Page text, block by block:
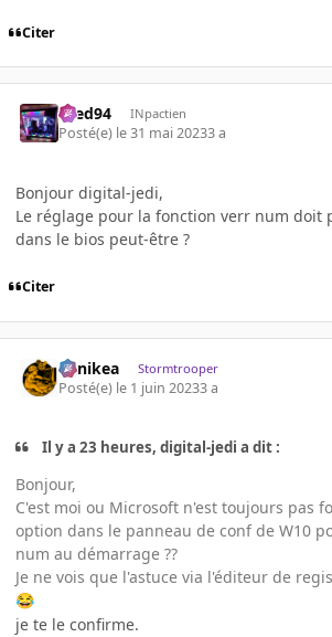
Citer
bred94 INpactien
Posté(e) le 31 mai 20233 a
Bonjour digital-jedi,
Le réglage pour la fonction verr num doit
dans le bios peut-être ?
Citer
Minikea Stormtrooper
Posté(e) le 1 juin 20233 a
Il y a 23 heures, digital-jedi a dit :
Bonjour,
C'est moi ou Microsoft n'est toujours pas
option dans le panneau de conf de W10
num au démarrage ??
Je ne vois que l'astuce via l'éditeur de
😂
je te le confirme.